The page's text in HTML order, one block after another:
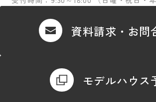
資料請求・お問
モデルハウス